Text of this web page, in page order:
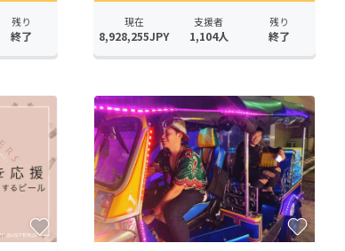
残り
終了
現在
8,928,255JPY
支援者
1,104人
残り
終了